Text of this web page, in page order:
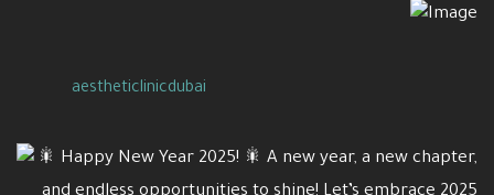
aestheticlinicdubai